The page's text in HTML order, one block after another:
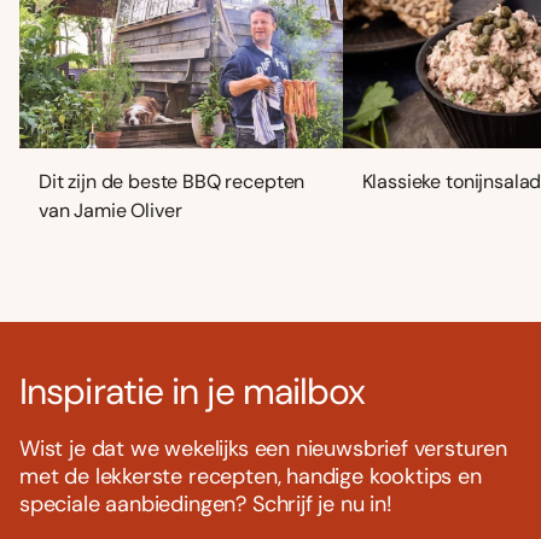
Dit zijn de beste BBQ recepten
van Jamie Oliver
Klassieke
Inspiratie in je mailbox
Wist je dat we wekelijks een nieuwsbrief versturen
met de lekkerste recepten, handige kooktips en
speciale aanbiedingen? Schrijf je nu in!